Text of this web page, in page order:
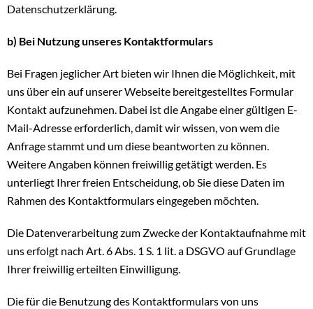
Datenschutzerklärung.
b) Bei Nutzung unseres Kontaktformulars
Bei Fragen jeglicher Art bieten wir Ihnen die Möglichkeit, mit
uns über ein auf unserer Webseite bereitgestelltes Formular
Kontakt aufzunehmen. Dabei ist die Angabe einer gültigen E-
Mail-Adresse erforderlich, damit wir wissen, von wem die
Anfrage stammt und um diese beantworten zu können.
Weitere Angaben können freiwillig getätigt werden. Es
unterliegt Ihrer freien Entscheidung, ob Sie diese Daten im
Rahmen des Kontaktformulars eingegeben möchten.
Die Datenverarbeitung zum Zwecke der Kontaktaufnahme mit
uns erfolgt nach Art. 6 Abs. 1 S. 1 lit. a DSGVO auf Grundlage
Ihrer freiwillig erteilten Einwilligung.
Die für die Benutzung des Kontaktformulars von uns